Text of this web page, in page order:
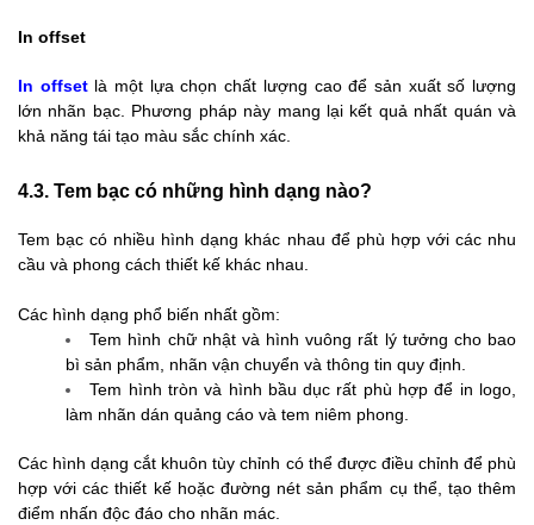
In offset
In offsetlà một lựa chọn chất lượng cao để sản xuất số lượng
lớn nhãn bạc. Phương pháp này mang lại kết quả nhất quán và
khả năng tái tạo màu sắc chính xác.
4.3. Tem bạc có những hình dạng nào?
Tem bạc có nhiều hình dạng khác nhau để phù hợp với các nhu
cầu và phong cách thiết kế khác nhau.
Các hình dạng phổ biến nhất gồm:
Tem hình chữ nhật và hình vuông rất lý tưởng cho bao
bì sản phẩm, nhãn vận chuyển và thông tin quy định.
Tem hình tròn và hình bầu dục rất phù hợp để in logo,
làm nhãn dán quảng cáo và tem niêm phong.
Các hình dạng cắt khuôn tùy chỉnh có thể được điều chỉnh để phù
hợp với các thiết kế hoặc đường nét sản phẩm cụ thể, tạo thêm
điểm nhấn độc đáo cho nhãn mác.